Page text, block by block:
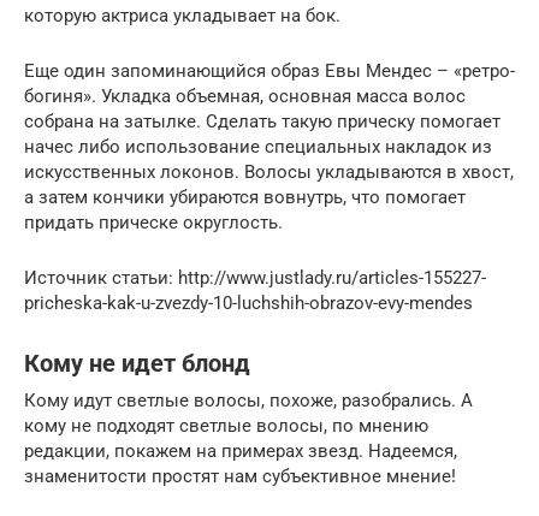
которую актриса укладывает на бок.
Еще один запоминающийся образ Евы Мендес – «ретро-
богиня». Укладка объемная, основная масса волос
собрана на затылке. Сделать такую прическу помогает
начес либо использование специальных накладок из
искусственных локонов. Волосы укладываются в хвост,
а затем кончики убираются вовнутрь, что помогает
придать прическе округлость.
Источник статьи: http://www.justlady.ru/articles-155227-
pricheska-kak-u-zvezdy-10-luchshih-obrazov-evy-mendes
Кому не идет блонд
Кому идут светлые волосы, похоже, разобрались. А
кому не подходят светлые волосы, по мнению
редакции, покажем на примерах звезд. Надеемся,
знаменитости простят нам субъективное мнение!